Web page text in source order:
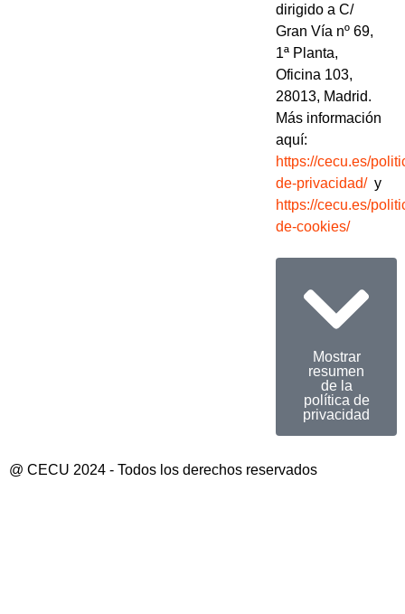
dirigido a C/
Gran Vía nº 69,
1ª Planta,
Oficina 103,
28013, Madrid.
Más información
aquí:
https://cecu.es/
de-privacidad/y
https://cecu.es/
de-cookies/
Mostrar
resumen
de la
política de
privacidad
@ CECU 2024 - Todos los derechos reservados